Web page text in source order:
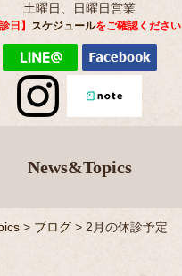
土曜日、日曜日営業
日】 スケジュールをご確認ください
News&Topics
> ブログ > 2月の休診予定